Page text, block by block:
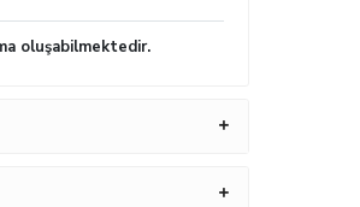
oluşabilmektedir.